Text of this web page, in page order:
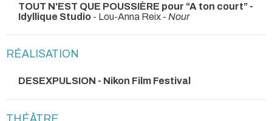
TOUT N'EST QUE POUSSIÈRE pour “A ton court” -
Idyllique Studio - Lou-Anna Reix - Nour
RÉALISATION
DESEXPULSION - Nikon Film Festival
THÉÂTRE